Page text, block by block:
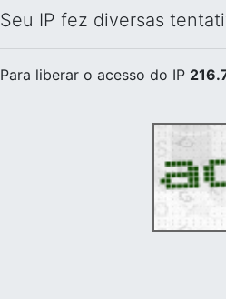
Seu IP fez diversas
Para liberar o acesso do IP